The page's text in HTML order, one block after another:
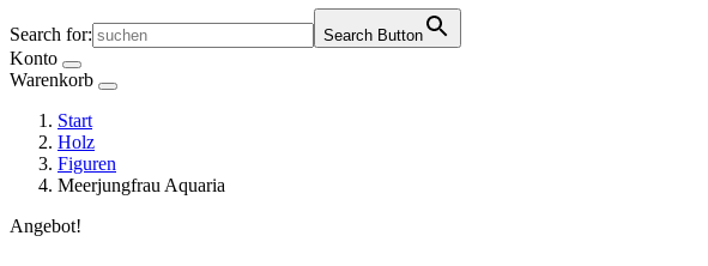
Search for: Search Button
Konto
Warenkorb
Start
Holz
Figuren
Meerjungfrau Aquaria
Angebot!